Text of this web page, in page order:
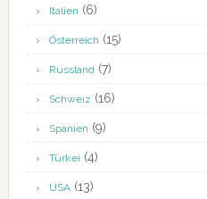
Italien (6)
Österreich (15)
Russland(7)
Schweiz (16)
Spanien (9)
Türkei (4)
USA(13)